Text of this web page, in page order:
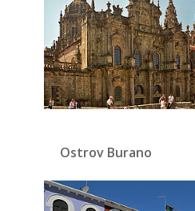
Ostrov Burano